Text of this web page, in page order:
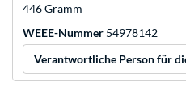
446 Gramm
WEEE-Nummer 54978142
Verantwortliche Person für